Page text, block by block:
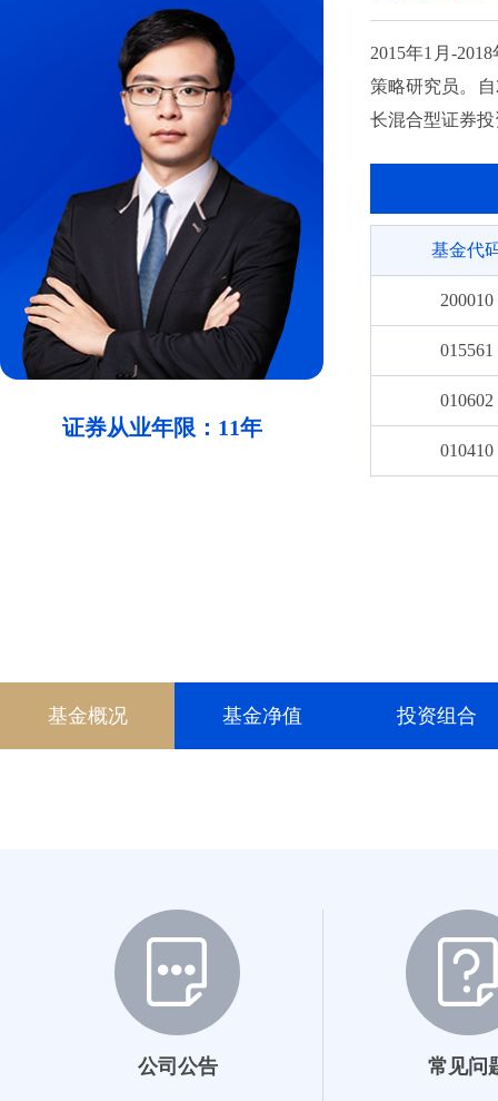
证券从业年限：11年
2015年1月-
策略研究员。
长混合型证券
基金代
200010
015561
010602
010410
基金概况 基金净值 投资组合
公司公告 常见问